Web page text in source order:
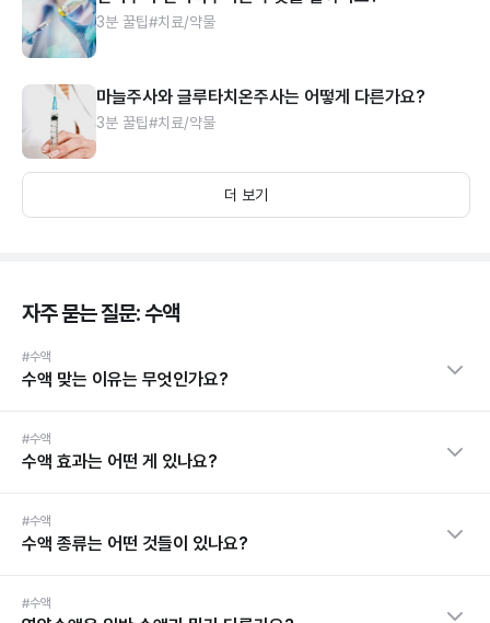
3분 꿀팁#치료/약물
마늘주사와 글루타치온주사는 어떻게 다른가요?
3분 꿀팁#치료/약물
더 보기
자주 묻는 질문: 수액
#수액
수액 맞는 이유는 무엇인가요?
#수액
수액 효과는 어떤 게 있나요?
#수액
수액 종류는 어떤 것들이 있나요?
#수액